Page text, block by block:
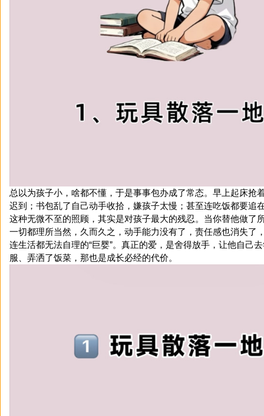
总以为孩子小，啥都不懂，于是事事包办成了常态。早上起床抢
迟到；书包乱了自己动手收拾，嫌孩子太慢；甚至连吃饭都要追
这种无微不至的照顾，其实是对孩子最大的残忍。当你替他做了
一切都理所当然，久而久之，动手能力没有了，责任感也消失了
连生活都无法自理的“巨婴”。真正的爱，是舍得放手，让他自己
服、弄洒了饭菜，那也是成长必经的代价。